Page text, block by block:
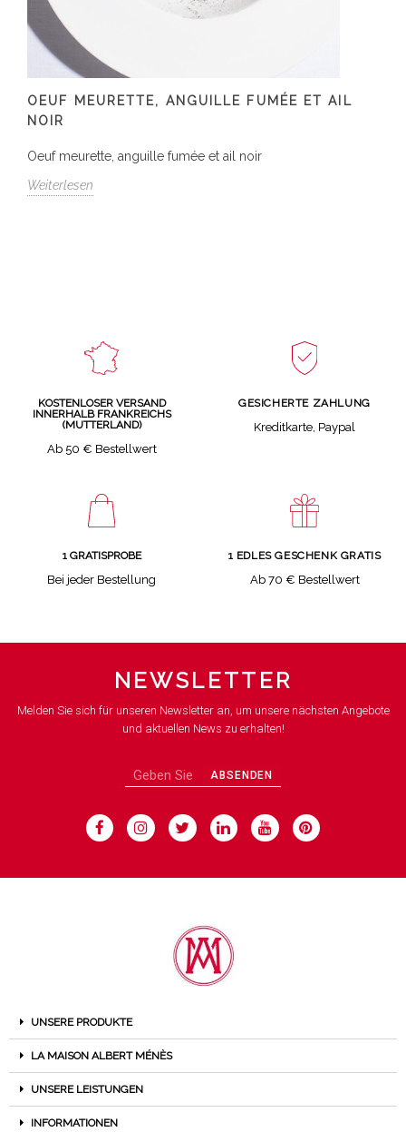
OEUF MEURETTE, ANGUILLE FUMÉE ET AIL
NOIR
Oeuf meurette, anguille fumée et ail noir
Weiterlesen
KOSTENLOSER VERSAND
INNERHALB FRANKREICHS
(MUTTERLAND)
Ab 50 € Bestellwert
GESICHERTE ZAHLUNG
Kreditkarte, Paypal
1 GRATISPROBE
Bei jeder Bestellung
1 EDLES GESCHENK GRATIS
Ab 70 € Bestellwert
NEWSLETTER
Melden Sie sich für unseren Newsletter an, um unsere nächsten Angebote
und aktuellen News zu erhalten!
ABSENDEN
UNSERE PRODUKTE
LA MAISON ALBERT MÉNÈS
UNSERE LEISTUNGEN
INFORMATIONEN